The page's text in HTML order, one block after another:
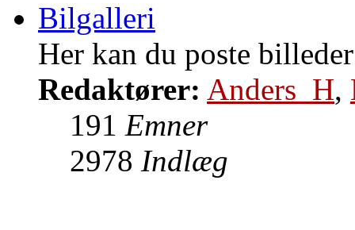
Bilgalleri
Her kan du poste
Redaktører: Anders_H,
191 Emner
2978 Indlæg